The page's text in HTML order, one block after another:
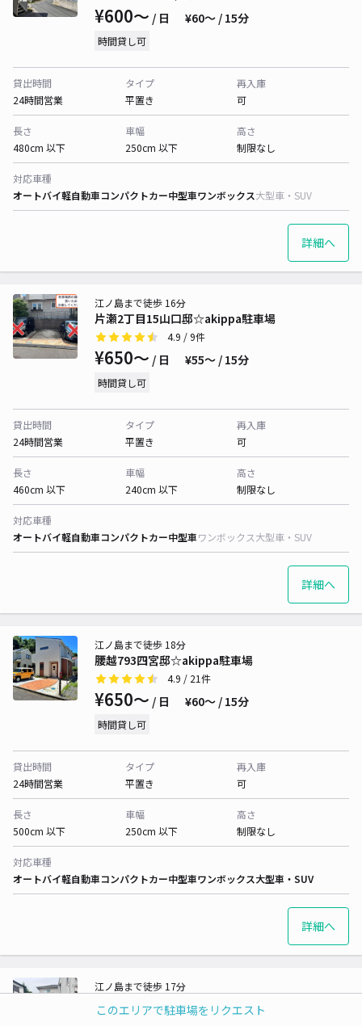
このエリアで駐車場をリクエスト
¥600〜 / 日 ¥60〜 / 15分
時間貸し可
貸出時間
24時間営業
タイプ
平置き
再入庫
可
長さ
480cm 以下
車幅
250cm 以下
高さ
制限なし
対応車種
オートバイ軽自動車コンパクトカー中型車ワンボックス大型車・SUV
詳細へ
片瀬2丁目15山口邸☆akippa駐車場
江ノ島まで徒歩 16分
4.9 / 9件
¥650〜 / 日 ¥55〜 / 15分
時間貸し可
貸出時間
24時間営業
タイプ
平置き
再入庫
可
長さ
460cm 以下
車幅
240cm 以下
高さ
制限なし
対応車種
オートバイ軽自動車コンパクトカー中型車ワンボックス大型車・SUV
詳細へ
腰越793四宮邸☆akippa駐車場
江ノ島まで徒歩 18分
4.9 / 21件
¥650〜 / 日 ¥60〜 / 15分
時間貸し可
貸出時間
24時間営業
タイプ
平置き
再入庫
可
長さ
500cm 以下
車幅
250cm 以下
高さ
制限なし
対応車種
オートバイ軽自動車コンパクトカー中型車ワンボックス大型車・SUV
詳細へ
鎌倉市津西1丁目4那須野邸☆akippa駐車場
江ノ島まで徒歩 17分
4.7 / 6件